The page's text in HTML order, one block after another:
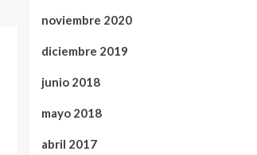
noviembre 2020
diciembre 2019
junio 2018
mayo 2018
abril 2017